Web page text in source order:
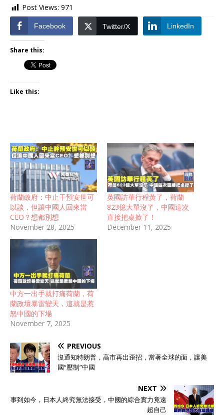
Post Views: 971
Facebook Twitter/X LinkedIn
Share this:
Like this:
荷蘭政府：中止干預安世可
以談，但讓中國人回來當
CEO？想都別想
November 28, 2025
英國訪華行程黃了，荷蘭
823億大單沒了，中國這次
直接把桌掀了！
December 11, 2025
中方一出手就打痛荷蘭，荷
蘭政壇暴雷變天，這就是惹
怒中國的下場
November 7, 2025
PREVIOUS
沒通知特朗普，高市再出歪招，當著全球的面，讓美
國“壓制”中國
NEXT
事到如今，日本人終究無法接受，中國的綜合實力竟遠
超自己